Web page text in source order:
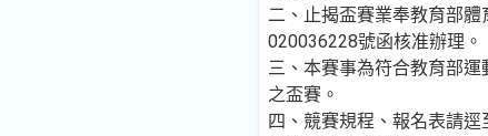
二、止揭盃賽業奉教育部
020036228號函核准辦理。
三、本賽事為符合教育部
之盃賽。
四、競賽規程、報名表請逕